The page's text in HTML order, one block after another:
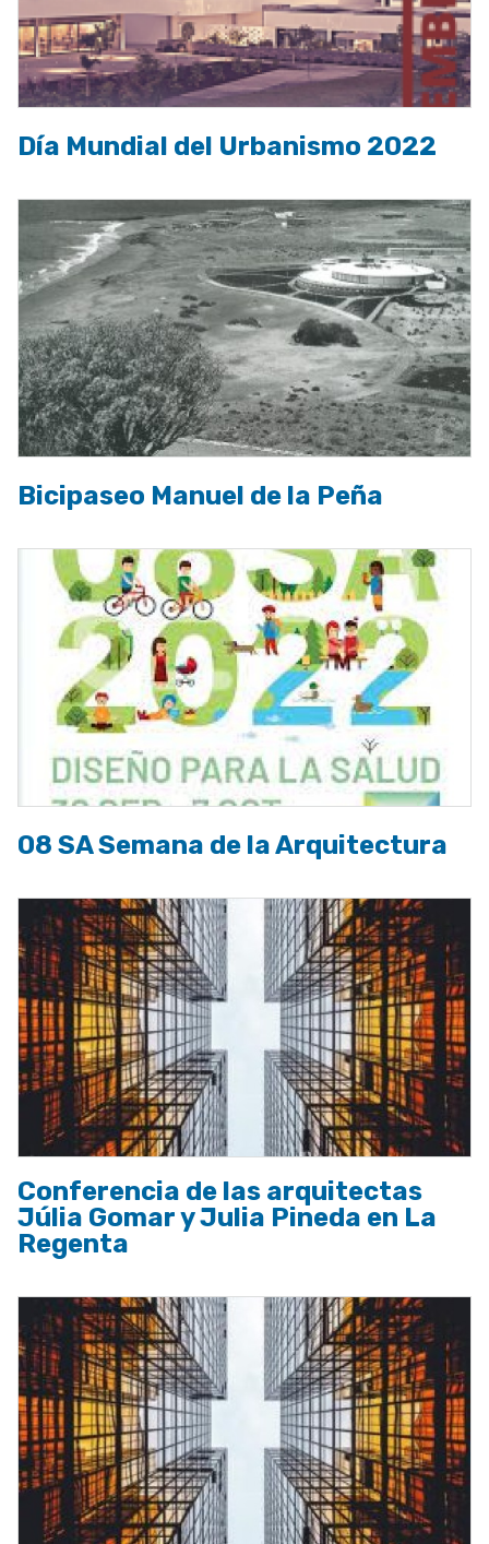
Día Mundial del Urbanismo 2022
Bicipaseo Manuel de la Peña
08 SA Semana de la Arquitectura
Conferencia de las arquitectas
Júlia Gomar y Julia Pineda en La
Regenta